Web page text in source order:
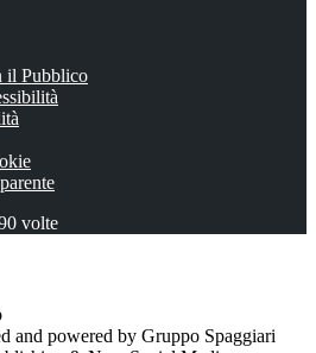
il Pubblico
volte
and powered by Gruppo Spaggiari